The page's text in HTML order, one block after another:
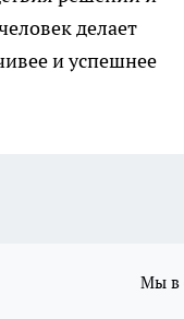
делает
и успешнее
Мы в